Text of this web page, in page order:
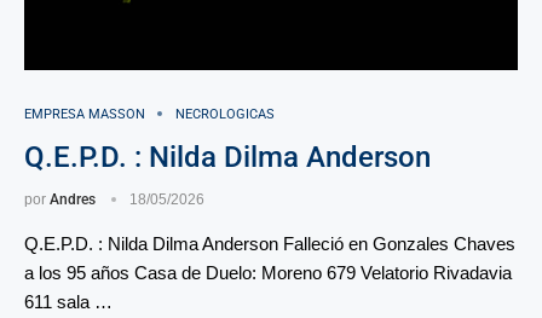
EMPRESA MASSON NECROLOGICAS
Q.E.P.D. : Nilda Dilma Anderson
por Andres 18/05/2026
Q.E.P.D. : Nilda Dilma Anderson Falleció en Gonzales Chaves
a los 95 años Casa de Duelo: Moreno 679 Velatorio Rivadavia
611 sala …